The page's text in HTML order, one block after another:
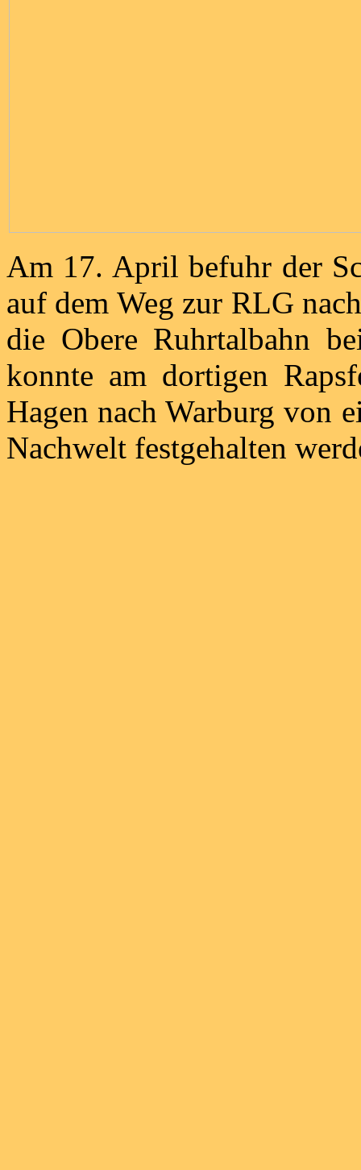
Am 17. April befuhr der
auf dem Weg zur RLG
die Obere Ruhrtalbahn
konnte am dortigen
Hagen nach Warburg von
Nachwelt festgehalten